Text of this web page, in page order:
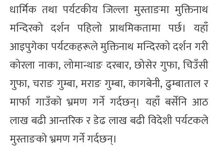
धार्मिक तथा पर्यटकीय जिल्ला मुस्ताङमा मुक्तिनाथ
मन्दिरको दर्शन पहिलो प्राथमिकतामा पर्छ। यहाँ
आइपुगेका पर्यटकहरूले मुक्तिनाथ मन्दिरको दर्शन गरी
कोरला नाका, लोमान्थाङ दरबार, छोसेर गुफा, चिउँसी
गुफा, चराङ गुम्बा, मराङ गुम्बा, कागबेनी, ढुम्बाताल र
मार्फा गाउँको भ्रमण गर्ने गर्दछन्। यहाँ बर्सेनि आठ
लाख बढी आन्तरिक र डेढ लाख बढी विदेशी पर्यटकले
मुस्ताङको भ्रमण गर्ने गर्दछन्।